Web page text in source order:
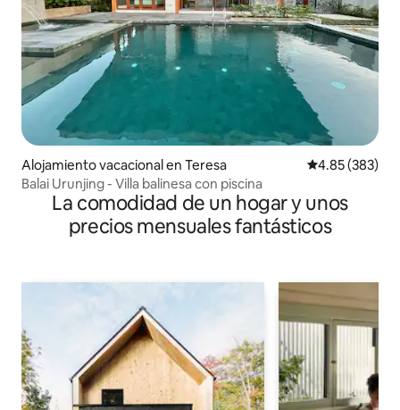
Alojamiento vacacional en Teresa Calificación
4.85 (383)
Balai Urunjing - Villa balinesa con piscina
La comodidad de un hogar y unos
precios mensuales fantásticos